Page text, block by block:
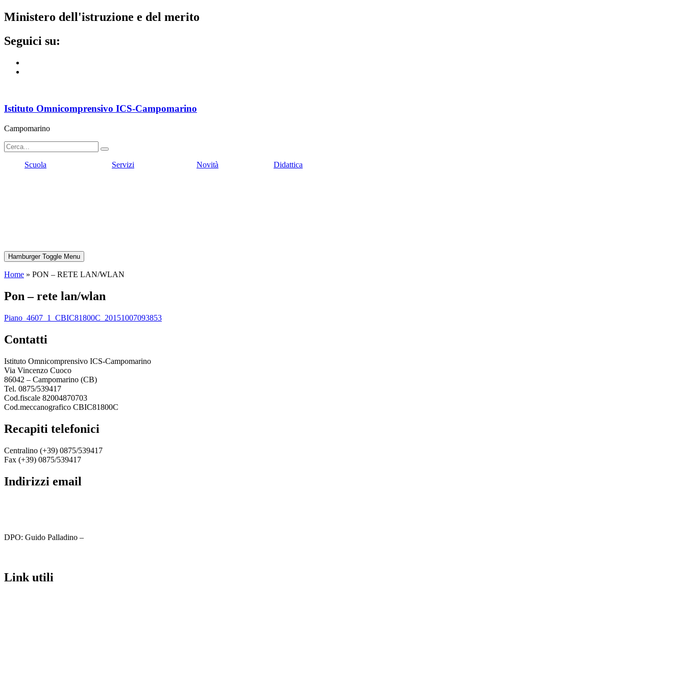
ministero dell'istruzione e del merito
seguici su:
Istituto Omnicomprensivo ICS-Campomarino
Campomarino
Scuola Servizi Novità Didattica
Hamburger Toggle Menu
Home » PON – RETE LAN/WLAN
pon – rete lan/wlan
piano_4607_1_CBIC81800C_20151007093853
contatti
Istituto Omnicomprensivo ICS-Campomarino
Via Vincenzo Cuoco
86042 – Campomarino (CB)
Tel. 0875/539417
Cod.fiscale 82004870703
Cod.meccanografico CBIC81800C
recapiti telefonici
Centralino (+39) 0875/539417
Fax (+39) 0875/539417
indirizzi email
DPO: Guido Palladino –
link utili